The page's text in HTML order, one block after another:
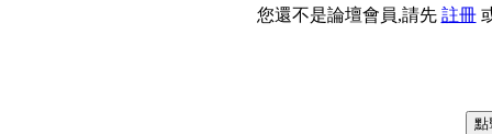
您還不是論壇會員,請先 註冊